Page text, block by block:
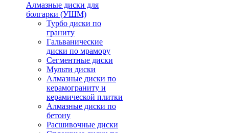
Алмазные диски для
болгарки (УШМ)
Турбо диски по
граниту
Гальванические
диски по мрамору
Сегментные диски
Мульти диски
Алмазные диски по
керамограниту и
керамической плитки
Алмазные диски по
бетону
Расшивочные диски